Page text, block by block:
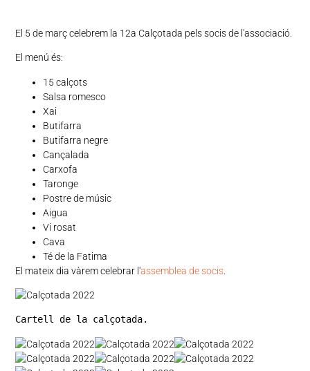
El 5 de març celebrem la 12a Calçotada pels socis de l'associació.
El menú és:
15 calçots
Salsa romesco
Xai
Butifarra
Butifarra negre
Cançalada
Carxofa
Taronge
Postre de músic
Aigua
Vi rosat
Cava
Té de la Fatima
El mateix dia vàrem celebrar l'assemblea de socis
Cartell de la calçotada.